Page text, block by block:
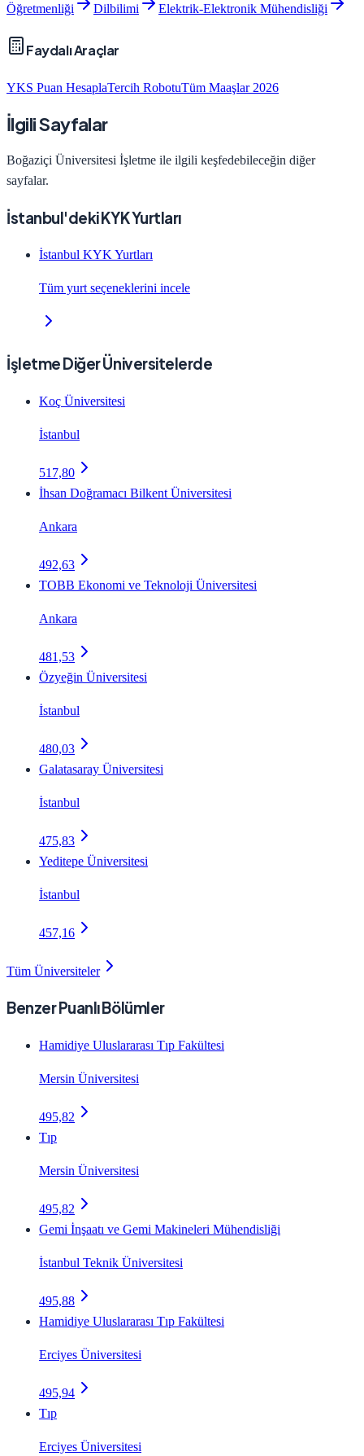
Öğretmenliği
Dilbilimi Elektrik-Elektronik Mühendisliği
Faydalı Araçlar
YKS Puan HesaplaTercih RobotuTüm Maaşlar 2026
İlgili Sayfalar
Boğaziçi Üniversitesi İşletme ile ilgili keşfedebileceğin diğer
sayfalar.
İstanbul'deki KYK Yurtları
İstanbul KYK Yurtları
Tüm yurt seçeneklerini incele
İşletme Diğer Üniversitelerde
Koç Üniversitesi
İstanbul
517,80
İhsan Doğramacı Bilkent Üniversitesi
Ankara
492,63
TOBB Ekonomi ve Teknoloji Üniversitesi
Ankara
481,53
Özyeğin Üniversitesi
İstanbul
480,03
Galatasaray Üniversitesi
İstanbul
475,83
Yeditepe Üniversitesi
İstanbul
457,16
Tüm Üniversiteler
Benzer Puanlı Bölümler
Hamidiye Uluslararası Tıp Fakültesi
Mersin Üniversitesi
495,82
Tıp
Mersin Üniversitesi
495,82
Gemi İnşaatı ve Gemi Makineleri Mühendisliği
İstanbul Teknik Üniversitesi
495,88
Hamidiye Uluslararası Tıp Fakültesi
Erciyes Üniversitesi
495,94
Tıp
Erciyes Üniversitesi